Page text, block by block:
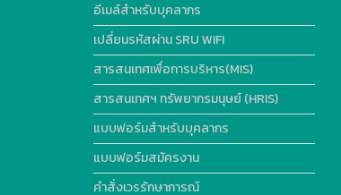
อีเมล์สำหรับบุคลากร
เปลี่ยนรหัสผ่าน SRU WIFI
สารสนเทศเพื่อการบริหาร(MIS)
สารสนเทศฯ ทรัพยากรมนุษย์ (HRIS)
แบบฟอร์มสำหรับบุคลากร
แบบฟอร์มสมัครงาน
คำสั่งเวรรักษาการณ์